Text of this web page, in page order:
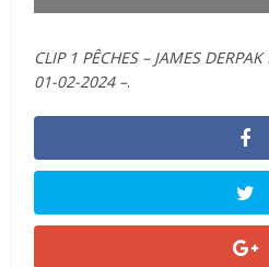
CLIP 1 PÊCHES – JAMES
01-02-2024 –.